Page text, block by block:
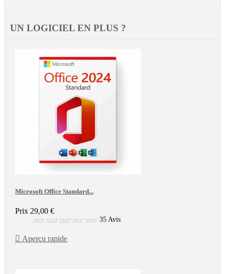
UN LOGICIEL EN PLUS ?
Microsoft Office Standard...
Prix 29,00 €
starstarstarstarstar 35 Avis
 Aperçu rapide